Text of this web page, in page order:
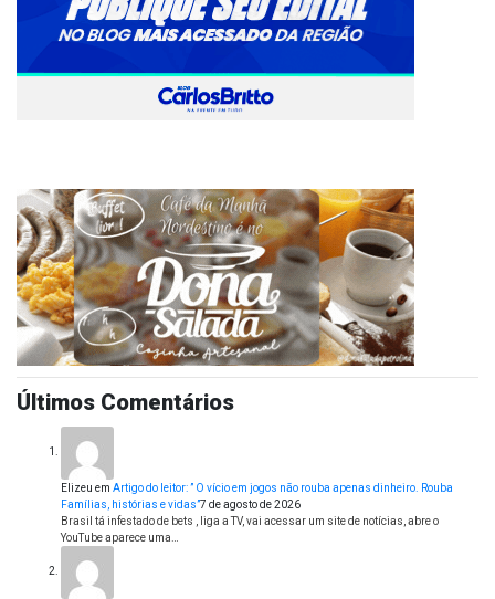
Últimos Comentários
Elizeu em Artigo do leitor: ” O vício em jogos não rouba apenas dinheiro. Rouba
Famílias, histórias e vidas”7 de agosto de 2026
Brasil tá infestado de bets , liga a TV, vai acessar um site de notícias, abre o
YouTube aparece uma…